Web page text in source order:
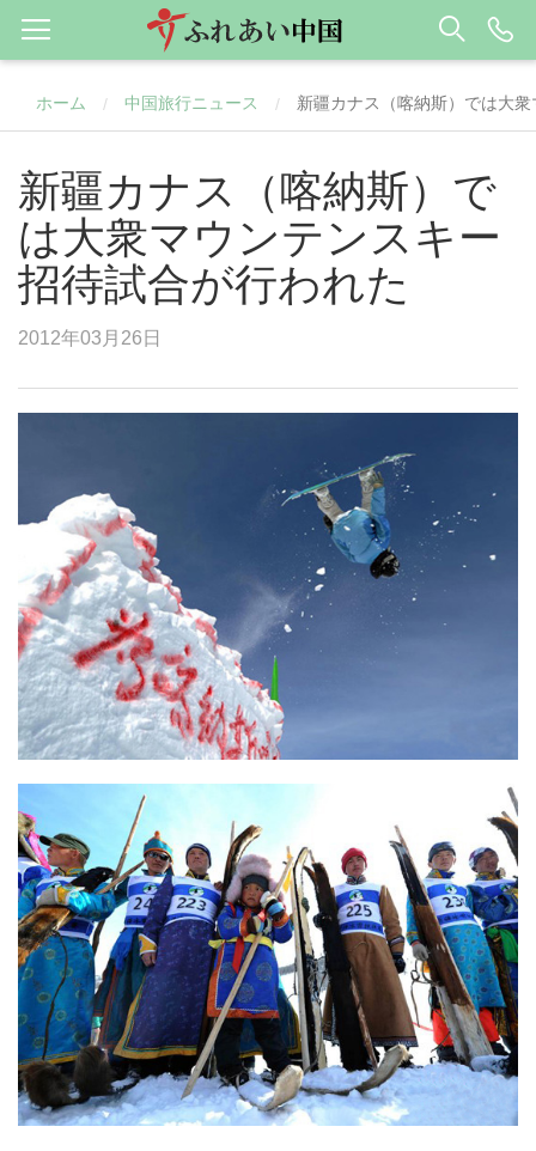
ホーム / 中国旅行ニュース / 新疆カナス（喀納斯）では大
新疆カナス（喀納斯）で
は大衆マウンテンスキー
招待試合が行われた
2012年03月26日